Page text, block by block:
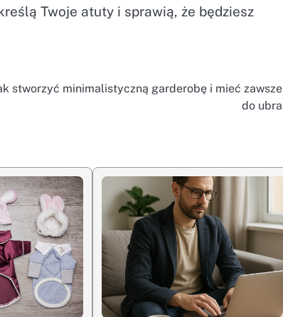
Twoje atuty i sprawią, że będziesz
stworzyć minimalistyczną garderobę i mieć
do